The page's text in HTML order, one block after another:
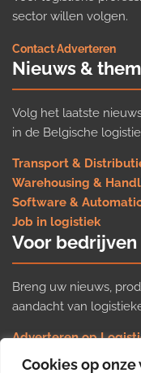
Cookies op
sector willen volgen.
Contact·Adverteren
Nieuws &
Volg het laatste
in de Belgische
Transport &
Warehousing &
Software &
Job in logistiek
Voor bedrijven
Breng uw nieuws,
aandacht van
Adverteren op
Nieuws insturen